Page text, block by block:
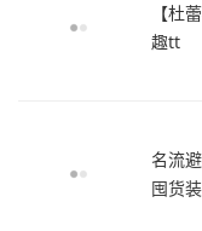
【杜
趣tt
名流
囤货装